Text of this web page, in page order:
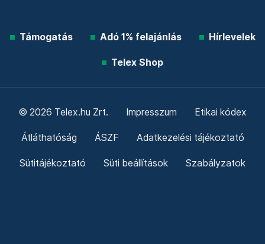
Támogatás Adó 1% felajánlás Hírlevelek
Telex Shop
© 2026 Telex.hu Zrt. Impresszum Etikai kódex
Átláthatóság ÁSZF Adatkezelési tájékoztató
Sütitájékoztató Süti beállítások Szabályzatok